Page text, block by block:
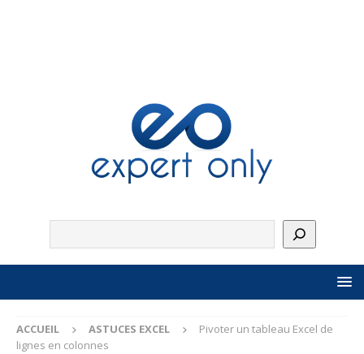
ACCUEIL ASTUCES EXCEL
Pivoter un tableau Excel de
lignes en colonnes